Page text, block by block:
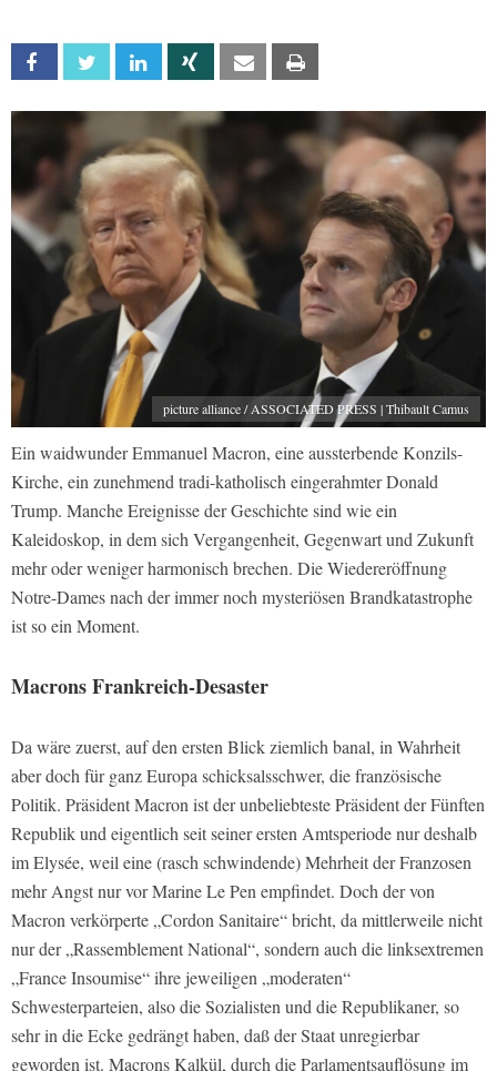
Facebook Twitter Linkedin Xing Email
picture alliance / ASSOCIATED PRESS | Thibault Camus
Ein waidwunder Emmanuel Macron, eine aussterbende Konzils-
Kirche, ein zunehmend tradi-katholisch eingerahmter Donald
Trump. Manche Ereignisse der Geschichte sind wie ein
Kaleidoskop, in dem sich Vergangenheit, Gegenwart und Zukunft
mehr oder weniger harmonisch brechen. Die Wiedereröffnung
Notre-Dames nach der immer noch mysteriösen Brandkatastrophe
ist so ein Moment.
Macrons Frankreich-Desaster
Da wäre zuerst, auf den ersten Blick ziemlich banal, in Wahrheit
aber doch für ganz Europa schicksalsschwer, die französische
Politik. Präsident Macron ist der unbeliebteste Präsident der Fünften
Republik und eigentlich seit seiner ersten Amtsperiode nur deshalb
im Elysée, weil eine (rasch schwindende) Mehrheit der Franzosen
mehr Angst nur vor Marine Le Pen empfindet. Doch der von
Macron verkörperte „Cordon Sanitaire“ bricht, da mittlerweile nicht
nur der „Rassemblement National“, sondern auch die linksextremen
„France Insoumise“ ihre jeweiligen „moderaten“
Schwesterparteien, also die Sozialisten und die Republikaner, so
sehr in die Ecke gedrängt haben, daß der Staat unregierbar
geworden ist. Macrons Kalkül, durch die Parlamentsauflösung im